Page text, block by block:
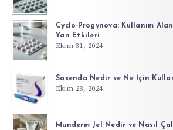
Cyclo-Progynova: Kullanım
Yan Etkileri
Ekim 31, 2024
Saxenda Nedir ve Ne İçin
Ekim 28, 2024
Munderm Jel Nedir ve Nasıl